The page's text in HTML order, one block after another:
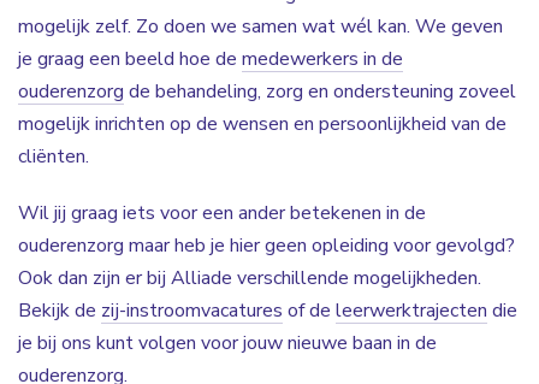
mogelijk zelf. Zo doen we samen wat wél kan. We geven
je graag een beeld hoe de medewerkers in de
ouderenzorg de behandeling, zorg en ondersteuning zoveel
mogelijk inrichten op de wensen en persoonlijkheid van de
cliënten.
Wil jij graag iets voor een ander betekenen in de
ouderenzorg maar heb je hier geen opleiding voor gevolgd?
Ook dan zijn er bij Alliade verschillende mogelijkheden.
Bekijk de zij-instroomvacatures of de leerwerktrajecten die
je bij ons kunt volgen voor jouw nieuwe baan in de
ouderenzorg.